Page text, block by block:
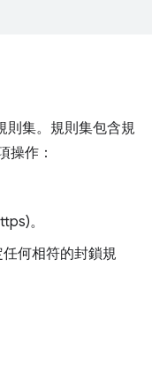
則集。規則集包含規
操作：
。
何相符的封鎖規